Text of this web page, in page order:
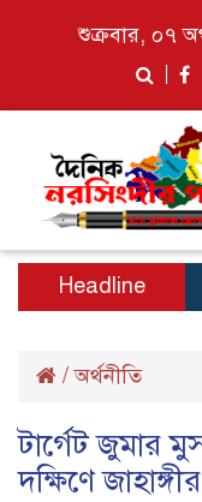
শুক্রবার, ০৭
Headline
/অর্থনীতি
টার্গেট জুমার
দক্ষিণে জাহাঙ্গীর